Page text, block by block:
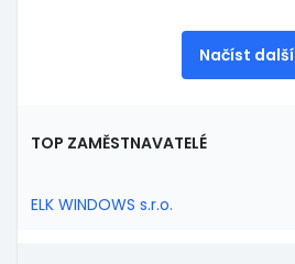
Načíst další
TOP ZAMĚSTNAVATELÉ
ELK WINDOWS s.r.o.